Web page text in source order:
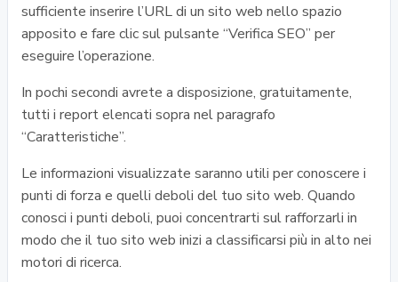
sufficiente inserire l’URL di un sito web nello spazio
apposito e fare clic sul pulsante “Verifica SEO” per
eseguire l’operazione.
In pochi secondi avrete a disposizione, gratuitamente,
tutti i report elencati sopra nel paragrafo
“Caratteristiche”.
Le informazioni visualizzate saranno utili per conoscere i
punti di forza e quelli deboli del tuo sito web. Quando
conosci i punti deboli, puoi concentrarti sul rafforzarli in
modo che il tuo sito web inizi a classificarsi più in alto nei
motori di ricerca.